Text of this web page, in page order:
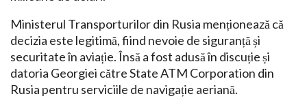
Ministerul Transporturilor din Rusia menționează că
decizia este legitimă, fiind nevoie de siguranță și
securitate în aviație. Însă a fost adusă în discuție și
datoria Georgiei către State ATM Corporation din
Rusia pentru serviciile de navigație aeriană.